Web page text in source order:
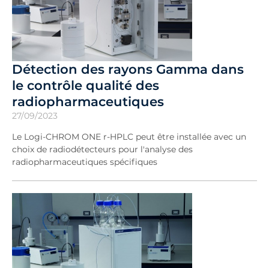
Détection des rayons Gamma dans
le contrôle qualité des
radiopharmaceutiques
27/09/2023
Le Logi-CHROM ONE r-HPLC peut être installée avec un
choix de radiodétecteurs pour l'analyse des
radiopharmaceutiques spécifiques